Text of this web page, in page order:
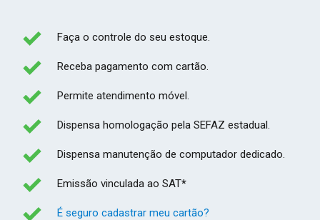
Faça o controle do seu estoque.
Receba pagamento com cartão.
Permite atendimento móvel.
Dispensa homologação pela SEFAZ estadual.
Dispensa manutenção de computador dedicado.
Emissão vinculada ao SAT*
É seguro cadastrar meu cartão?